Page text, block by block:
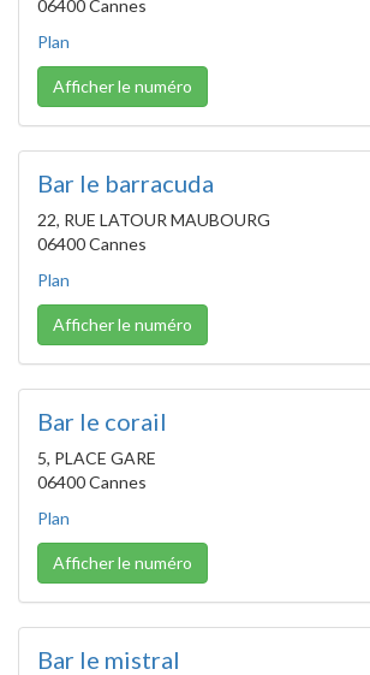
06400 Cannes
Plan
Afficher le numéro
Bar le barracuda
22, RUE LATOUR MAUBOURG
06400 Cannes
Plan
Afficher le numéro
Bar le corail
5, PLACE GARE
06400 Cannes
Plan
Afficher le numéro
Bar le mistral